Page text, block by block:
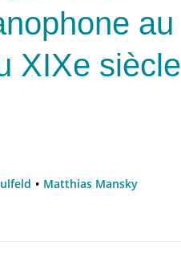
au
XIXe siècle
Matthias Mansky